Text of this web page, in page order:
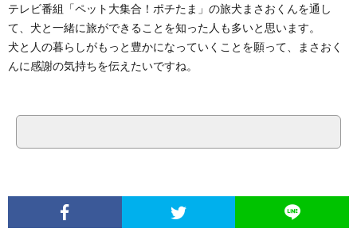
テレビ番組「ペット大集合！ポチたま」の旅犬まさおくんを通し
て、犬と一緒に旅ができることを知った人も多いと思います。
犬と人の暮らしがもっと豊かになっていくことを願って、まさおく
んに感謝の気持ちを伝えたいですね。